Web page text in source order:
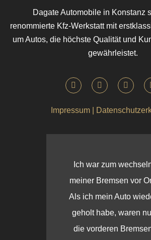
Dagate Automobile in Konstanz
renommierte Kfz-Werkstatt mit
um Autos, die höchste Qualität und
gewährleistet.
Impressum
Ich war zum
meiner Bremsen vor
Als ich mein Auto
geholt habe, waren
die vorderen